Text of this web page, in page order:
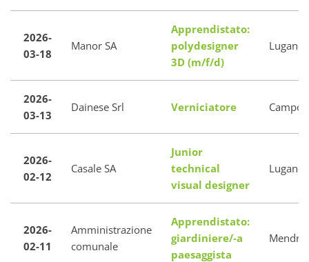
2026-
03-18
Manor SA
Apprendistato:
polydesigner
3D (m/f/d)
Lugano
2026-
03-13
Dainese Srl Verniciatore
2026-
02-12
Casale SA
Junior
technical
visual designer
Lugano
2026-
02-11
Amministrazione
comunale
Apprendistato:
giardiniere/-a
paesaggista